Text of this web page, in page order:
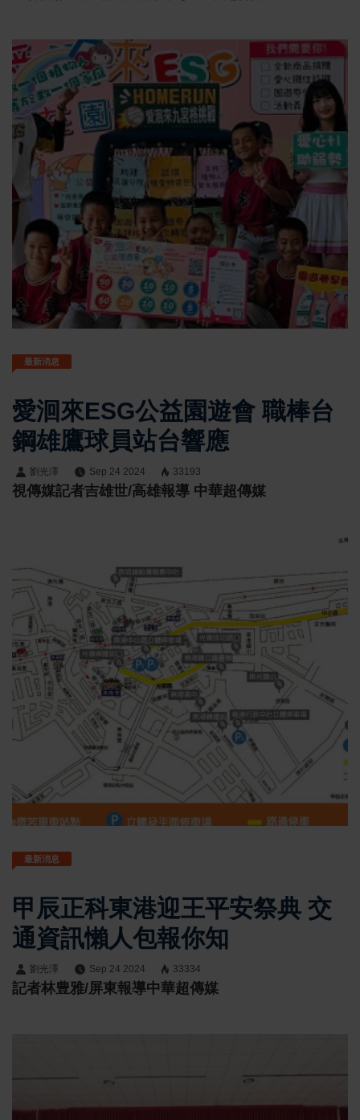
最新消息
愛洄來ESG公益園遊會 職棒台
鋼雄鷹球員站台響應
劉光澤 Sep 24 2024 33193
視傳媒記者吉雄世/高雄報導 中華超傳媒
最新消息
甲辰正科東港迎王平安祭典 交
通資訊懶人包報你知
劉光澤 Sep 24 2024 33334
記者林豊雅/屏東報導​ 中華超傳媒